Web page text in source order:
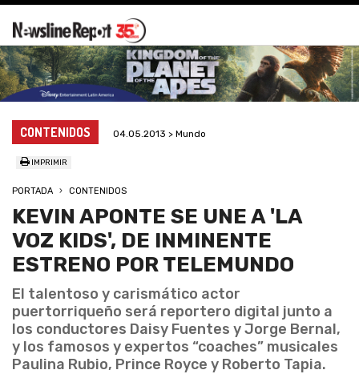
CONTENIDOS 04.05.2013 > Mundo
IMPRIMIR
PORTADA CONTENIDOS
KEVIN APONTE SE UNE A 'LA
VOZ KIDS', DE INMINENTE
ESTRENO POR TELEMUNDO
El talentoso y carismático actor
puertorriqueño será reportero digital junto a
los conductores Daisy Fuentes y Jorge Bernal,
y los famosos y expertos “coaches” musicales
Paulina Rubio, Prince Royce y Roberto Tapia.